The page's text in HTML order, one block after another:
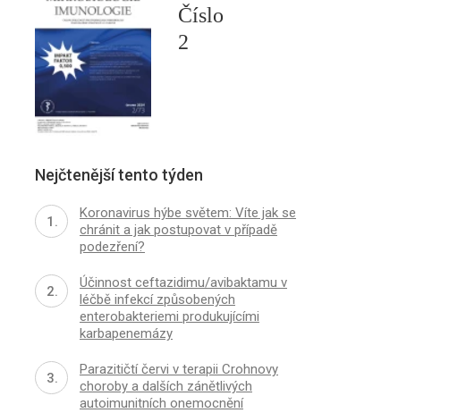
Číslo
2
Nejčtenější tento týden
Koronavirus hýbe světem: Víte jak se
chránit a jak postupovat v případě
podezření?
Účinnost ceftazidimu/avibaktamu v
léčbě infekcí způsobených
enterobakteriemi produkujícími
karbapenemázy
Parazitičtí červi v terapii Crohnovy
choroby a dalších zánětlivých
autoimunitních onemocnění